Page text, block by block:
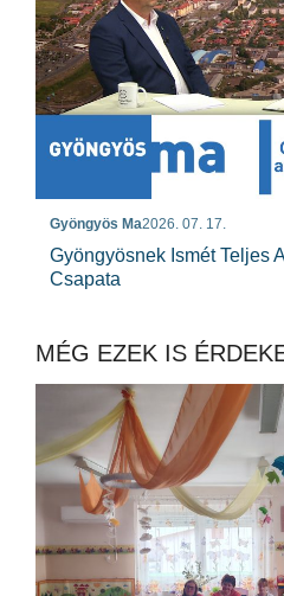
Gyöngyös Ma2026. 07. 17.
Gyöngyösnek Ismét Teljes
Csapata
MÉG EZEK IS